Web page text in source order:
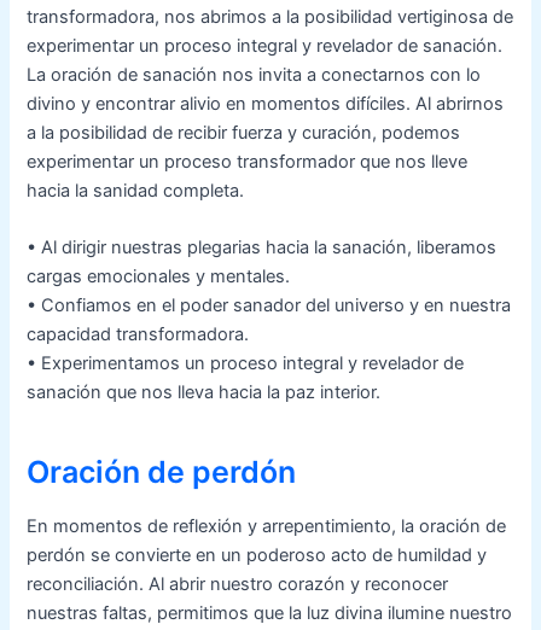
transformadora, nos abrimos a la posibilidad vertiginosa de
experimentar un proceso integral y revelador de sanación.
La oración de sanación nos invita a conectarnos con lo
divino y encontrar alivio en momentos difíciles. Al abrirnos
a la posibilidad de recibir fuerza y curación, podemos
experimentar un proceso transformador que nos lleve
hacia la sanidad completa.
• Al dirigir nuestras plegarias hacia la sanación, liberamos
cargas emocionales y mentales.
• Confiamos en el poder sanador del universo y en nuestra
capacidad transformadora.
• Experimentamos un proceso integral y revelador de
sanación que nos lleva hacia la paz interior.
Oración de perdón
En momentos de reflexión y arrepentimiento, la oración de
perdón se convierte en un poderoso acto de humildad y
reconciliación. Al abrir nuestro corazón y reconocer
nuestras faltas, permitimos que la luz divina ilumine nuestro